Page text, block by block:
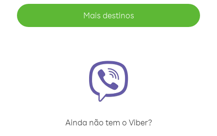
Mais destinos
Ainda não tem o Viber?